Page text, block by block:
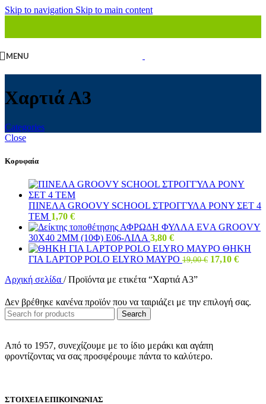
Skip to navigation Skip to main content
MENU
Χαρτιά Α3
Categories
Close
Κορυφαία
ΠΙΝΕΛΑ GRΟΟVΥ SCΗΟΟL ΣΤΡΟΓΓΥΛΑ ΡΟΝΥ ΣΕΤ 4
ΤΕΜ 1,70 €
ΑΦΡΩΔΗ ΦΥΛΛΑ ΕVΑ GRΟΟVΥ
30Χ40 2ΜΜ (10Φ) Ε06-ΛΙΛΑ 3,80 €
ΘΗΚΗ
ΓΙΑ LAPTOP POLO ELYRO ΜΑΥΡΟ 19,00€ Original
17,10 €Η
17,10
Αρχική σελίδα / Προϊόντα με ετικέτα “Χαρτιά Α3”
Δεν βρέθηκε κανένα προϊόν που να ταιριάζει με την επιλογή σας.
Search
Από το 1957, συνεχίζουμε με το ίδιο μεράκι και αγάπη
φροντίζοντας να σας προσφέρουμε πάντα το καλύτερο.
ΣΤΟΙΧΕΙΑ ΕΠΙΚΟΙΝΩΝΙΑΣ